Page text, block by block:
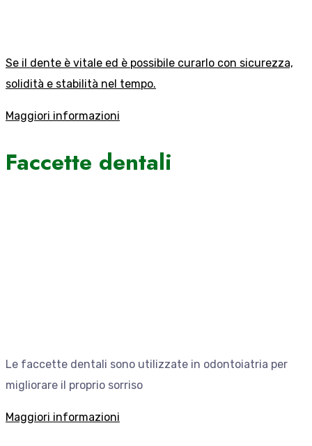
Se il dente è vitale ed è possibile curarlo con sicurezza,
solidità e stabilità nel tempo.
Maggiori informazioni
Faccette dentali
Le faccette dentali sono utilizzate in odontoiatria per
migliorare il proprio sorriso
Maggiori informazioni